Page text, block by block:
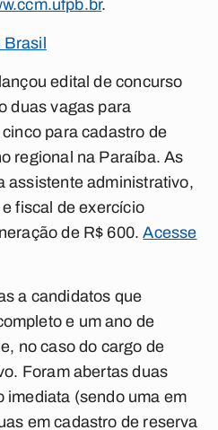
.
edital de concurso
duas vagas para
para cadastro de
regional na Paraíba. As
assistente administrativo,
fiscal de exercício
de R$ 600.Acesse
a candidatos que
e um ano de
no caso do cargo de
Foram abertas duas
imediata (sendo uma em
em cadastro de reserva